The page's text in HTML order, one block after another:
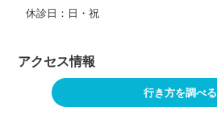
休診日：日・祝
アクセス情報
行き方を調べる